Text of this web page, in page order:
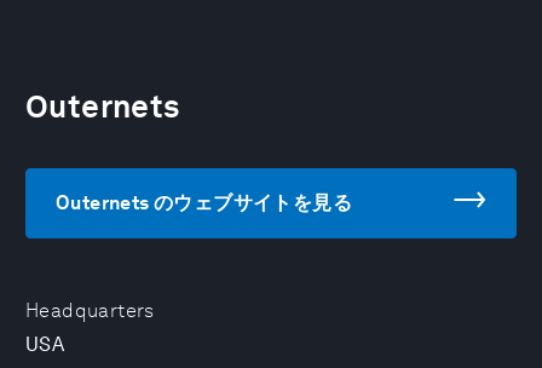
Headquarters
USA
Outernets
Outernets のウェブサイトを見る